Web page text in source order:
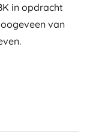
in opdracht
van